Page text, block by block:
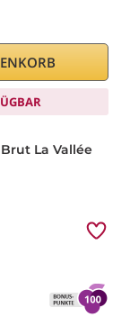
La Vallée